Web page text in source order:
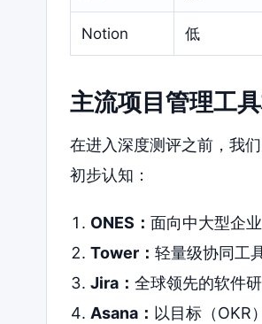
Notion 低
主流项目管理工
在进入深度测评之前，我
初步认知：
ONES： 面向中大型企
Tower： 轻量级协同工
Jira： 全球领先的软件
Asana： 以目标（OKR